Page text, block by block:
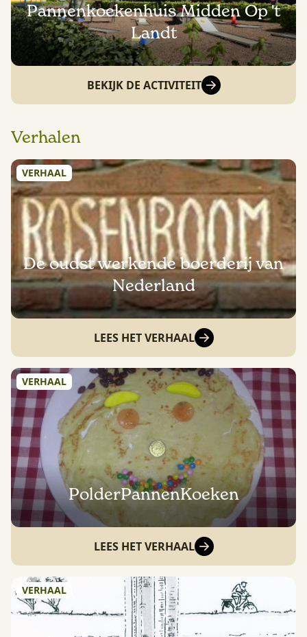
Pannenkoekenhuis Midden Op 't
Landt
BEKIJK DE ACTIVITEIT
Verhalen
VERHAAL
De oudst werkende boerderij van
Nederland
LEES HET VERHAAL
VERHAAL
PolderPannenKoeken
LEES HET VERHAAL
VERHAAL